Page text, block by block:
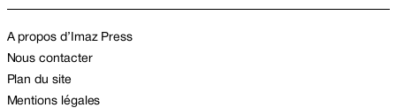
A propos d’Imaz Press
Nous contacter
Plan du site
Mentions légales